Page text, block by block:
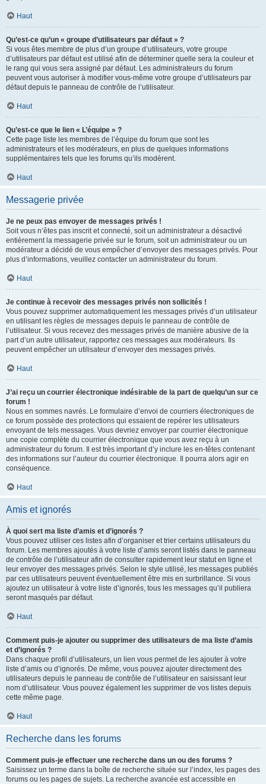
Haut
Qu’est-ce qu’un « groupe d’utilisateurs par défaut » ?
Si vous êtes membre de plus d’un groupe d’utilisateurs, votre groupe
d’utilisateurs par défaut est utilisé afin de déterminer quelle sera la couleur et
le rang qui vous sera assigné par défaut. Les administrateurs du forum
peuvent vous autoriser à modifier vous-même votre groupe d’utilisateurs par
défaut depuis le panneau de contrôle de l’utilisateur.
Haut
Qu’est-ce que le lien « L’équipe » ?
Cette page liste les membres de l’équipe du forum que sont les
administrateurs et les modérateurs, en plus de quelques informations
supplémentaires tels que les forums qu’ils modèrent.
Haut
Messagerie privée
Je ne peux pas envoyer de messages privés !
Soit vous n’êtes pas inscrit et connecté, soit un administrateur a désactivé
entièrement la messagerie privée sur le forum, soit un administrateur ou un
modérateur a décidé de vous empêcher d’envoyer des messages privés. Pour
plus d’informations, veuillez contacter un administrateur du forum.
Haut
Je continue à recevoir des messages privés non sollicités !
Vous pouvez supprimer automatiquement les messages privés d’un utilisateur
en utilisant les règles de messages depuis le panneau de contrôle de
l’utilisateur. Si vous recevez des messages privés de manière abusive de la
part d’un autre utilisateur, rapportez ces messages aux modérateurs. Ils
peuvent empêcher un utilisateur d’envoyer des messages privés.
Haut
J’ai reçu un courrier électronique indésirable de la part de quelqu’un sur ce
forum !
Nous en sommes navrés. Le formulaire d’envoi de courriers électroniques de
ce forum possède des protections qui essaient de repérer les utilisateurs
envoyant de tels messages. Vous devriez envoyer par courrier électronique
une copie complète du courrier électronique que vous avez reçu à un
administrateur du forum. Il est très important d’y inclure les en-têtes contenant
des informations sur l’auteur du courrier électronique. Il pourra alors agir en
conséquence.
Haut
Amis et ignorés
À quoi sert ma liste d’amis et d’ignorés ?
Vous pouvez utiliser ces listes afin d’organiser et trier certains utilisateurs du
forum. Les membres ajoutés à votre liste d’amis seront listés dans le panneau
de contrôle de l’utilisateur afin de consulter rapidement leur statut en ligne et
leur envoyer des messages privés. Selon le style utilisé, les messages publiés
par ces utilisateurs peuvent éventuellement être mis en surbrillance. Si vous
ajoutez un utilisateur à votre liste d’ignorés, tous les messages qu’il publiera
seront masqués par défaut.
Haut
Comment puis-je ajouter ou supprimer des utilisateurs de ma liste d’amis
et d’ignorés ?
Dans chaque profil d’utilisateurs, un lien vous permet de les ajouter à votre
liste d’amis ou d’ignorés. De même, vous pouvez ajouter directement des
utilisateurs depuis le panneau de contrôle de l’utilisateur en saisissant leur
nom d’utilisateur. Vous pouvez également les supprimer de vos listes depuis
cette même page.
Haut
Recherche dans les forums
Comment puis-je effectuer une recherche dans un ou des forums ?
Saisissez un terme dans la boîte de recherche située sur l’index, les pages des
forums ou les pages de sujets. La recherche avancée est accessible en